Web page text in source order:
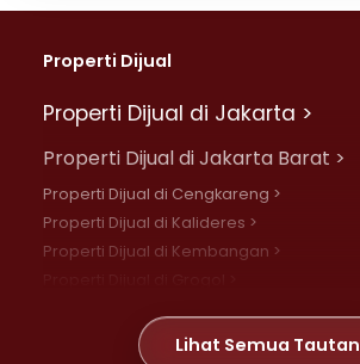
Properti Dijual
Properti Dijual di Jakarta >
Properti Dijual di Jakarta Barat >
Properti Dijual di Cengkareng >
Properti Dijual di Kalideres >
Properti Dijual di Kembangan >
Properti Dijual di Meruya >Lihat Semua Tautan